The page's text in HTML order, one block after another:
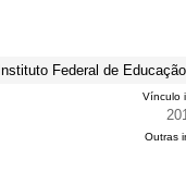
Instituto Federal de
Vínculo
Outras